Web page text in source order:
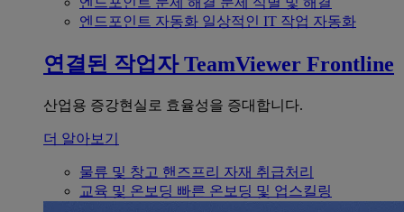
엔드포인트 자동화 일상적인 IT 작업 자동화
연결된 작업자 TeamViewer Frontline
산업용 증강현실로 효율성을 증대합니다.
더 알아보기
물류 및 창고 핸즈프리 자재 취급처리
교육 및 온보딩 빠른 온보딩 및 업스킬링